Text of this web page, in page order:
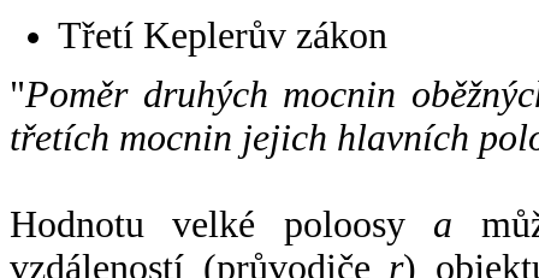
Třetí Keplerův zákon
"Poměr druhých mocnin
třetích mocnin jejich hlavních
Hodnotu velké poloosy a
vzdáleností (průvodiče r)